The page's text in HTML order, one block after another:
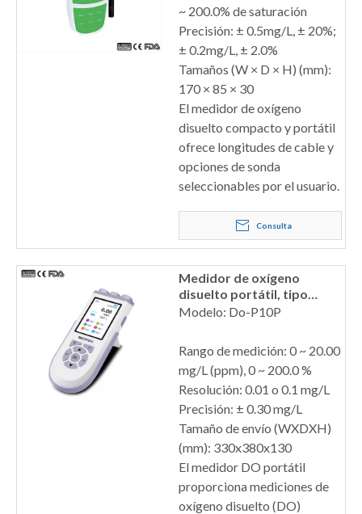
~ 200.0% de saturación
Precisión: ± 0.5mg/L, ± 20%;
± 0.2mg/L, ± 2.0%
Tamaños (W × D × H) (mm):
170 × 85 × 30
El medidor de oxígeno
disuelto compacto y portátil
ofrece longitudes de cable y
opciones de sonda
seleccionables por el usuario.
Consulta
Medidor de oxígeno
disuelto portátil, tipo
polarográfico
Modelo: Do-P10P
Rango de medición: 0 ~ 20.00
mg/L (ppm), 0 ~ 200.0 %
Resolución: 0.01 o 0.1 mg/L
Precisión: ± 0.30 mg/L
Tamaño de envío (WXDXH)
(mm): 330x380x130
El medidor DO portátil
proporciona mediciones de
oxígeno disuelto (DO)